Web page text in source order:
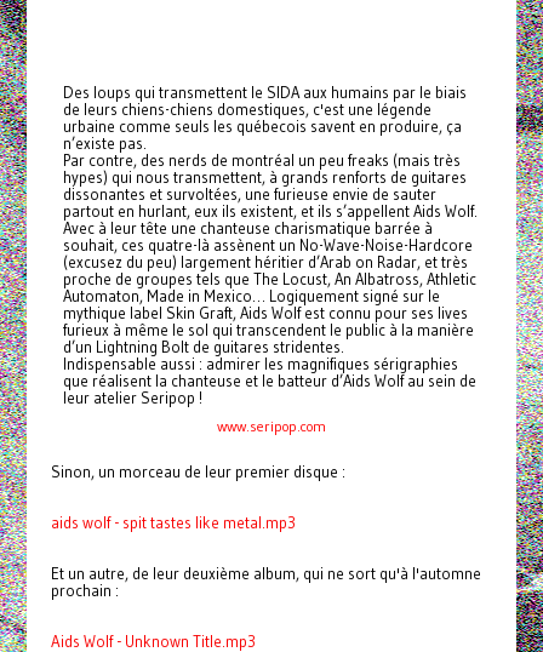
Des loups qui transmettent le SIDA aux humains par le biais
de leurs chiens-chiens domestiques, c'est une légende
urbaine comme seuls les québecois savent en produire, ça
n’existe pas.
Par contre, des nerds de montréal un peu freaks (mais très
hypes) qui nous transmettent, à grands renforts de guitares
dissonantes et survoltées, une furieuse envie de sauter
partout en hurlant, eux ils existent, et ils s’appellent Aids Wolf.
Avec à leur tête une chanteuse charismatique barrée à
souhait, ces quatre-là assènent un No-Wave-Noise-Hardcore
(excusez du peu) largement héritier d’Arab on Radar, et très
proche de groupes tels que The Locust, An Albatross, Athletic
Automaton, Made in Mexico… Logiquement signé sur le
mythique label Skin Graft, Aids Wolf est connu pour ses lives
furieux à même le sol qui transcendent le public à la manière
d’un Lightning Bolt de guitares stridentes.
Indispensable aussi : admirer les magnifiques sérigraphies
que réalisent la chanteuse et le batteur d’Aids Wolf au sein de
leur atelier Seripop !
www.seripop.com
Sinon, un morceau de leur premier disque :
aids wolf - spit tastes like metal.mp3
Et un autre, de leur deuxième album, qui ne sort qu'à l'automne
prochain :
Aids Wolf - Unknown Title.mp3